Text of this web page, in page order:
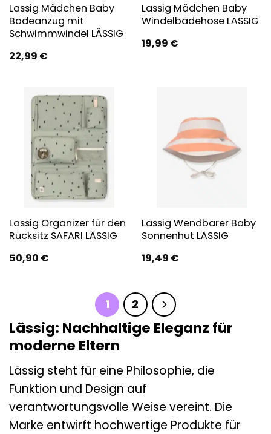
Lassig Mädchen Baby
Badeanzug mit
Schwimmwindel LÄSSIG
22,99 €
Lassig Mädchen Baby
Windelbadehose LÄSSIG
19,99 €
Lassig Organizer für den
Rücksitz SAFARI LÄSSIG
50,90 €
Lassig Wendbarer Baby
Sonnenhut LÄSSIG
19,49 €
1 2
Lässig: Nachhaltige Eleganz für
moderne Eltern
Lässig steht für eine Philosophie, die
Funktion und Design auf
verantwortungsvolle Weise vereint. Die
Marke entwirft hochwertige Produkte für